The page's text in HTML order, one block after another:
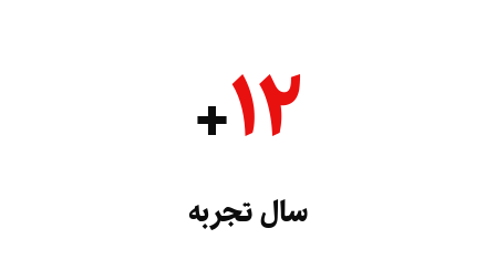
۱۲+
سال تجربه